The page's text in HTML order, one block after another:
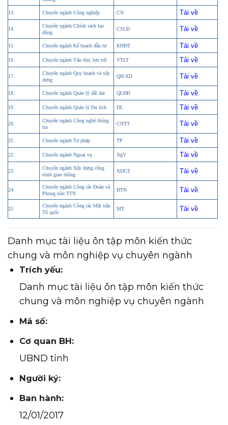
13. Chuyên ngành Công nghiệp CN Tải về
14.
Chuyên ngành Chính sách lao
động
CSLĐ Tải về
15. Chuyên ngành Kế hoạch đầu tư KHĐT Tải về
16. Chuyên ngành Văn thư, lưu trữ VTLT Tải về
17.
Chuyên ngành Quy hoạch và xây
dựng
QH-XD Tải về
18. Chuyên ngành Quản lý đất đai QLĐĐ Tải về
19. Chuyên ngành Quản lý Du lịch DL Tải về
20.
Chuyên ngành Công nghệ thông
tin
CNTT Tải về
21. Chuyên ngành Tư pháp TP Tải về
22. Chuyên ngành Ngoại vụ NgV Tải về
23.
Chuyên ngành Xây dựng công
trình giao thông
XDGT Tải về
24.
Chuyên ngành Công tác Đoàn và
Phong trào TTN
ĐTN Tải về
25.
Chuyên ngành Công tác Mặt trận
Tổ quốc
MT Tải về
Danh mục tài liệu ôn tập môn kiến thức
chung và môn nghiệp vụ chuyên ngành
Trích yếu:
Danh mục tài liệu ôn tập môn kiến thức
chung và môn nghiệp vụ chuyên ngành
Mã số:
Cơ quan BH:
UBND tỉnh
Người ký:
Ban hành:
12/01/2017